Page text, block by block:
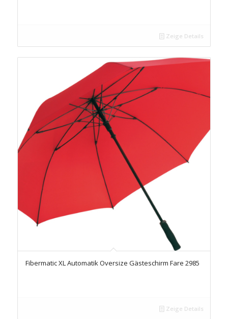
Zeige Details
Fibermatic XL Automatik Oversize Gästeschirm Fare 2985
Zeige Details